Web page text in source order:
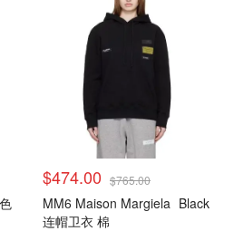
$474.00 $765.00
MM6 Maison Margiela Black
连帽卫衣 棉